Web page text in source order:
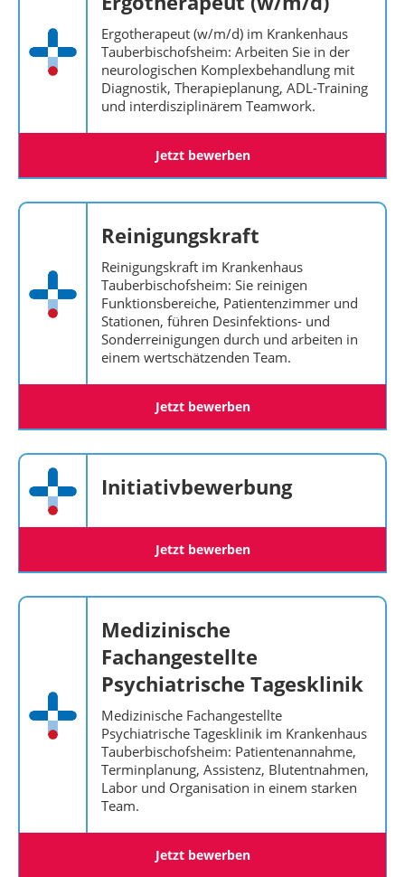
Ergotherapeut (w/m/d) im Krankenhaus
Tauberbischofsheim: Arbeiten Sie in der
neurologischen Komplexbehandlung mit
Diagnostik, Therapieplanung, ADL-Training
und interdisziplinärem Teamwork.
Jetzt bewerben
Reinigungskraft
Reinigungskraft im Krankenhaus
Tauberbischofsheim: Sie reinigen
Funktionsbereiche, Patientenzimmer und
Stationen, führen Desinfektions- und
Sonderreinigungen durch und arbeiten in
einem wertschätzenden Team.
Jetzt bewerben
Initiativbewerbung
Jetzt bewerben
Medizinische
Fachangestellte
Psychiatrische Tagesklinik
Medizinische Fachangestellte
Psychiatrische Tagesklinik im Krankenhaus
Tauberbischofsheim: Patientenannahme,
Terminplanung, Assistenz, Blutentnahmen,
Labor und Organisation in einem starken
Team.
Jetzt bewerben